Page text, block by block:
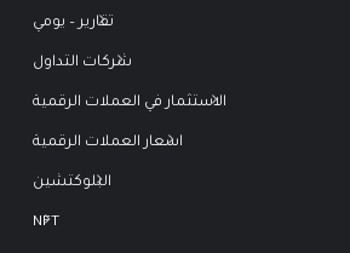
تقارير – يومي
شركات التداول
الاستثمار في العملات الرقمية
اسعار العملات الرقمية
البلوكتشين
NFT